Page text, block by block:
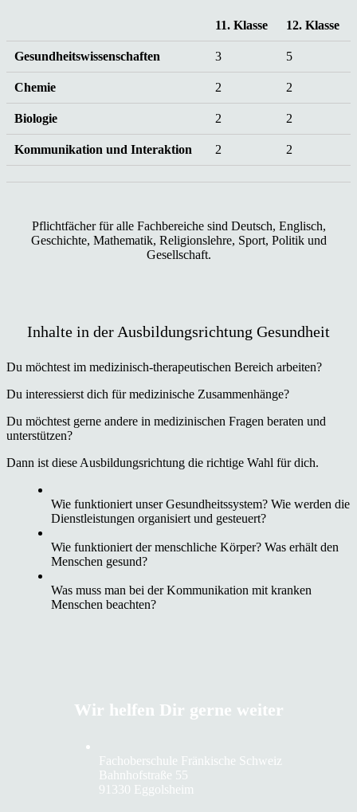
11. Klasse 12. Klasse
Gesundheitswissenschaften 3 5
Chemie 2 2
Biologie 2 2
Kommunikation und Interaktion 2 2
Pflichtfächer für alle Fachbereiche sind Deutsch, Englisch,
Geschichte, Mathematik, Religionslehre, Sport, Politik und
Gesellschaft.
Inhalte in der Ausbildungsrichtung Gesundheit
Du möchtest im medizinisch-therapeutischen Bereich arbeiten?
Du interessierst dich für medizinische Zusammenhänge?
Du möchtest gerne andere in medizinischen Fragen beraten und
unterstützen?
Dann ist diese Ausbildungsrichtung die richtige Wahl für dich.
Wie funktioniert unser Gesundheitssystem? Wie werden die
Dienstleistungen organisiert und gesteuert?
Wie funktioniert der menschliche Körper? Was erhält den
Menschen gesund?
Was muss man bei der Kommunikation mit kranken
Menschen beachten?
Wir helfen Dir gerne weiter
Fachoberschule Fränkische Schweiz
Bahnhofstraße 55
91330 Eggolsheim